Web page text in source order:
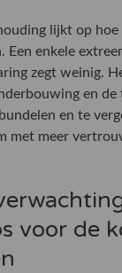
lijkt op hoe
Een enkele
zegt weinig.
en
en te
met meer
voor de